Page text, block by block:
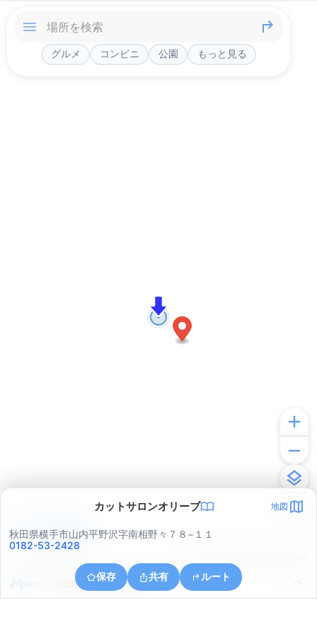
グルメ コンビニ 公園 もっと見る
カットサロンオリーブ 地図
秋田県横手市山内平野沢字南相野々７８−１１
0182-53-2428
保存 共有 ルート
秋田県横手市山内土渕虫内
アプリで見る